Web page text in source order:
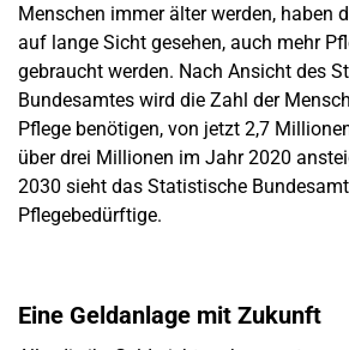
Menschen immer älter werden, haben
auf lange Sicht gesehen, auch mehr
gebraucht werden. Nach Ansicht des
Bundesamtes wird die Zahl der
Pflege benötigen, von jetzt 2,7
über drei Millionen im Jahr 2020
2030 sieht das Statistische
Pflegebedürftige.
Eine Geldanlage mit Zukunft